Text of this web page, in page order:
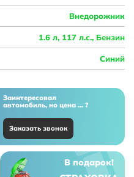
Внедорожник
1.6 л, 117 л.с., Бензин
Синий
Заинтересовал
автомобиль, но цена ... ?
Заказать звонок
В подарок!